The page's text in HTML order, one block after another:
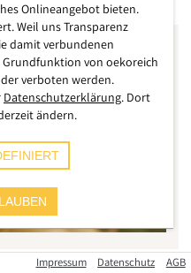
Impressum Datenschutz AGB
Onlineangebot bieten.
Weil uns Transparenz
damit verbundenen
von oekoreich
verboten werden.
Datenschutzerklärung. Dort
ändern.